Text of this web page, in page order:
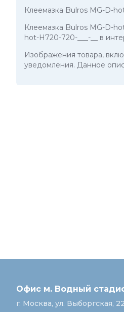
Клеемазка Bulros MG-D-
Клеемазка Bulros MG-D-
hot-H720-720-___-__ в
Изображения товара,
уведомления. Данное
Офис м. Водный
г. Москва, ул. Выборгская,